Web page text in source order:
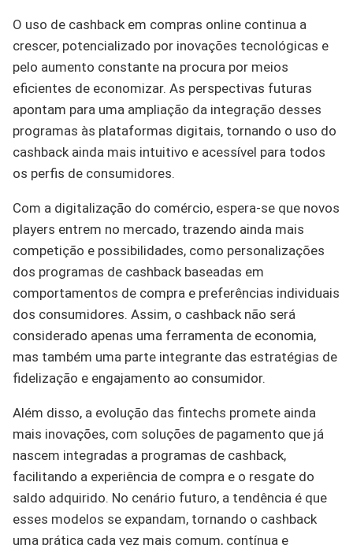
O uso de cashback em compras online continua a
crescer, potencializado por inovações tecnológicas e
pelo aumento constante na procura por meios
eficientes de economizar. As perspectivas futuras
apontam para uma ampliação da integração desses
programas às plataformas digitais, tornando o uso do
cashback ainda mais intuitivo e acessível para todos
os perfis de consumidores.
Com a digitalização do comércio, espera-se que novos
players entrem no mercado, trazendo ainda mais
competição e possibilidades, como personalizações
dos programas de cashback baseadas em
comportamentos de compra e preferências individuais
dos consumidores. Assim, o cashback não será
considerado apenas uma ferramenta de economia,
mas também uma parte integrante das estratégias de
fidelização e engajamento ao consumidor.
Além disso, a evolução das fintechs promete ainda
mais inovações, com soluções de pagamento que já
nascem integradas a programas de cashback,
facilitando a experiência de compra e o resgate do
saldo adquirido. No cenário futuro, a tendência é que
esses modelos se expandam, tornando o cashback
uma prática cada vez mais comum, contínua e